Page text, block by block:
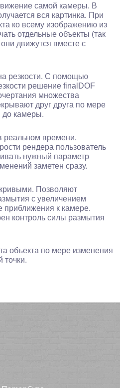
самой камеры. В
вся картинка. При
ко всему изображению из
отдельные объекты (так
движутся вместе с
резкости. С помощью
решение finalDOF
множества
друг друга по мере
до камеры.
реальном времени.
рендера пользователь
нужный параметр
заметен сразу.
Позволяют
с увеличением
приближения к камере.
контроль силы размытия
объекта по мере изменения
точки.